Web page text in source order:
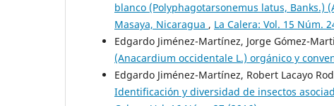
blanco (Polyphagotarsonemus latus, Banks.)
Masaya, Nicaragua , La Calera: Vol. 15 Núm.
Edgardo Jiménez-Martínez, Jorge Gómez-
(Anacardium occidentale L.) orgánico y
Edgardo Jiménez-Martínez, Robert Lacayo
Identificación y diversidad de insectos